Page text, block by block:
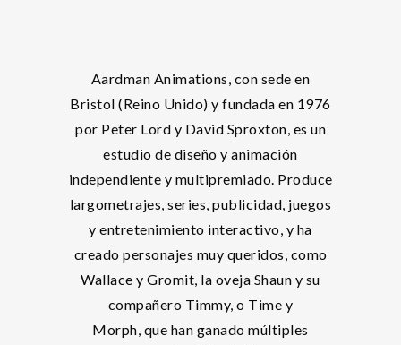
Aardman Animations, con sede en
Bristol (Reino Unido) y fundada en 1976
por Peter Lord y David Sproxton, es un
estudio de diseño y animación
independiente y multipremiado. Produce
largometrajes, series, publicidad, juegos
y entretenimiento interactivo, y ha
creado personajes muy queridos, como
Wallace y Gromit, la oveja Shaun y su
compañero Timmy, o Time y
Morph, que han ganado múltiples